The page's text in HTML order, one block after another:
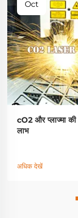
Oct
cO2 और प्लाज्मा
लाभ
अधिक देखें